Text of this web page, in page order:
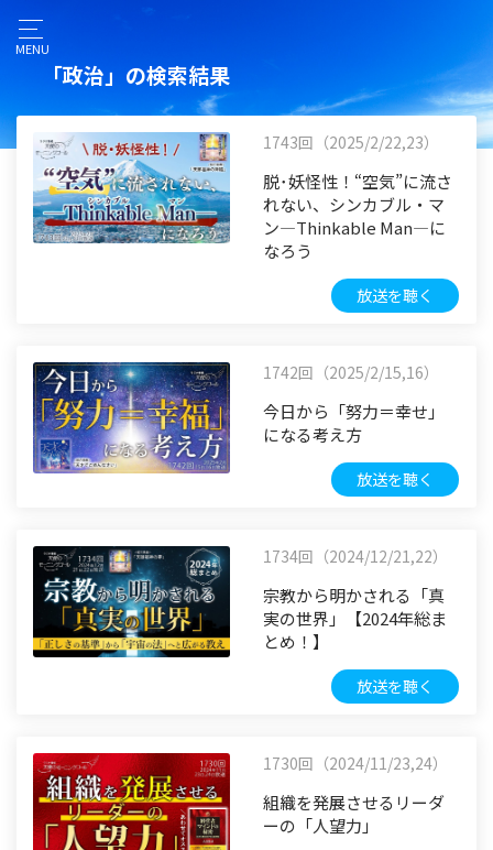
MENU
「政治」の検索結果
1743回（2025/2/22,23）
脱･妖怪性！“空気”に流さ
れない、シンカブル・マ
ン―Thinkable Man―に
なろう
放送を聴く
1742回（2025/2/15,16）
今日から「努力＝幸せ」
になる考え方
放送を聴く
1734回（2024/12/21,22）
宗教から明かされる「真
実の世界」【2024年総ま
とめ！】
放送を聴く
1730回（2024/11/23,24）
組織を発展させるリーダ
ーの「人望力」